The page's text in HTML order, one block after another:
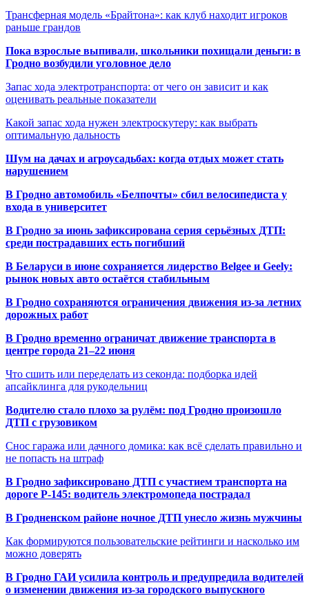
Трансферная модель «Брайтона»: как клуб находит игроков
раньше грандов
Пока взрослые выпивали, школьники похищали деньги: в
Гродно возбудили уголовное дело
Запас хода электротранспорта: от чего он зависит и как
оценивать реальные показатели
Какой запас хода нужен электроскутеру: как выбрать
оптимальную дальность
Шум на дачах и агроусадьбах: когда отдых может стать
нарушением
В Гродно автомобиль «Белпочты» сбил велосипедиста у
входа в университет
В Гродно за июнь зафиксирована серия серьёзных ДТП:
среди пострадавших есть погибший
В Беларуси в июне сохраняется лидерство Belgee и Geely:
рынок новых авто остаётся стабильным
В Гродно сохраняются ограничения движения из-за летних
дорожных работ
В Гродно временно ограничат движение транспорта в
центре города 21–22 июня
Что сшить или переделать из секонда: подборка идей
апсайклинга для рукодельниц
Водителю стало плохо за рулём: под Гродно произошло
ДТП с грузовиком
Снос гаража или дачного домика: как всё сделать правильно и
не попасть на штраф
В Гродно зафиксировано ДТП с участием транспорта на
дороге Р-145: водитель электромопеда пострадал
В Гродненском районе ночное ДТП унесло жизнь мужчины
Как формируются пользовательские рейтинги и насколько им
можно доверять
В Гродно ГАИ усилила контроль и предупредила водителей
о изменении движения из-за городского выпускного